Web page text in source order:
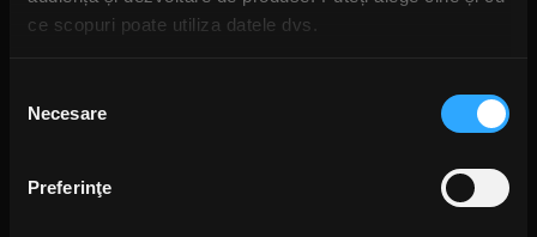
ce scopuri poate utiliza datele dvs.
Să colectăm informațiile cu privire la locația dvs.
Să vă identificăm dispozitivul scanândul-l în mod
activ după caracteristici specifice (amprentare)
consimțământului
Necesare
Preferinţe
regulamentului
organizatorului
și include respectarea tuturor restricțiilor și